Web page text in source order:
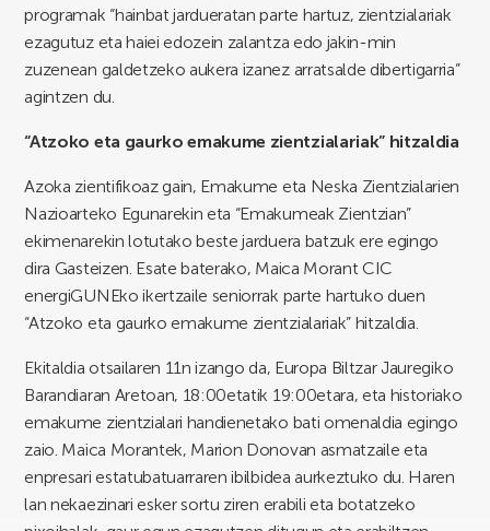
programak “hainbat jardueratan parte hartuz, zientzialariak
ezagutuz eta haiei edozein zalantza edo jakin-min
zuzenean galdetzeko aukera izanez arratsalde dibertigarria”
agintzen du.
“Atzoko eta gaurko emakume zientzialariak” hitzaldia
Azoka zientifikoaz gain, Emakume eta Neska Zientzialarien
Nazioarteko Egunarekin eta “Emakumeak Zientzian”
ekimenarekin lotutako beste jarduera batzuk ere egingo
dira Gasteizen. Esate baterako, Maica Morant CIC
energiGUNEko ikertzaile seniorrak parte hartuko duen
“Atzoko eta gaurko emakume zientzialariak” hitzaldia.
Ekitaldia otsailaren 11n izango da, Europa Biltzar Jauregiko
Barandiaran Aretoan, 18:00etatik 19:00etara, eta historiako
emakume zientzialari handienetako bati omenaldia egingo
zaio. Maica Morantek, Marion Donovan asmatzaile eta
enpresari estatubatuarraren ibilbidea aurkeztuko du. Haren
lan nekaezinari esker sortu ziren erabili eta botatzeko